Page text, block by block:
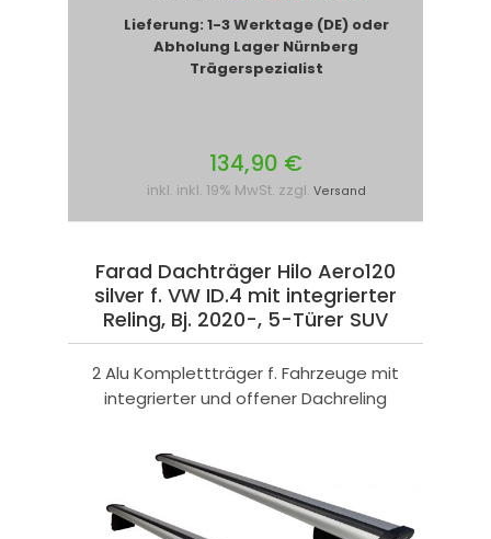
Lieferung: 1-3 Werktage (DE) oder
Abholung Lager Nürnberg
Trägerspezialist
134,90 €
inkl. inkl. 19% MwSt. zzgl. Versand
Farad Dachträger Hilo Aero120
silver f. VW ID.4 mit integrierter
Reling, Bj. 2020-, 5-Türer SUV
2 Alu Komplettträger f. Fahrzeuge mit
integrierter und offener Dachreling